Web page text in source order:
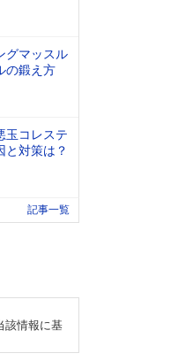
グマッスル
の鍛え方
玉コレステ
と対策は？
記事一覧
該情報に基